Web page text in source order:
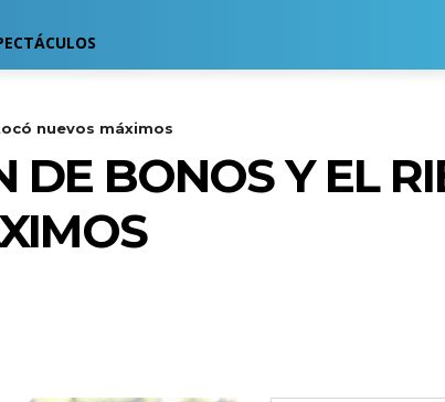
nuevos máximos
DE BONOS Y EL